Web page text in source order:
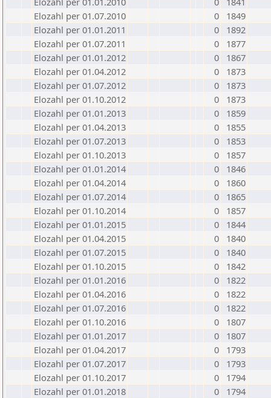
Elozahl per 01.07.2010
0
1849
Elozahl per 01.01.2011
0
1892
Elozahl per 01.07.2011
0
1877
Elozahl per 01.01.2012
0
1867
Elozahl per 01.04.2012
0
1873
Elozahl per 01.07.2012
0
1873
Elozahl per 01.10.2012
0
1873
Elozahl per 01.01.2013
0
1859
Elozahl per 01.04.2013
0
1855
Elozahl per 01.07.2013
0
1853
Elozahl per 01.10.2013
0
1857
Elozahl per 01.01.2014
0
1846
Elozahl per 01.04.2014
0
1860
Elozahl per 01.07.2014
0
1865
Elozahl per 01.10.2014
0
1857
Elozahl per 01.01.2015
0
1844
Elozahl per 01.04.2015
0
1840
Elozahl per 01.07.2015
0
1840
Elozahl per 01.10.2015
0
1842
Elozahl per 01.01.2016
0
1822
Elozahl per 01.04.2016
0
1822
Elozahl per 01.07.2016
0
1822
Elozahl per 01.10.2016
0
1807
Elozahl per 01.01.2017
0
1807
Elozahl per 01.04.2017
0
1793
Elozahl per 01.07.2017
0
1793
Elozahl per 01.10.2017
0
1794
Elozahl per 01.01.2018
0
1794